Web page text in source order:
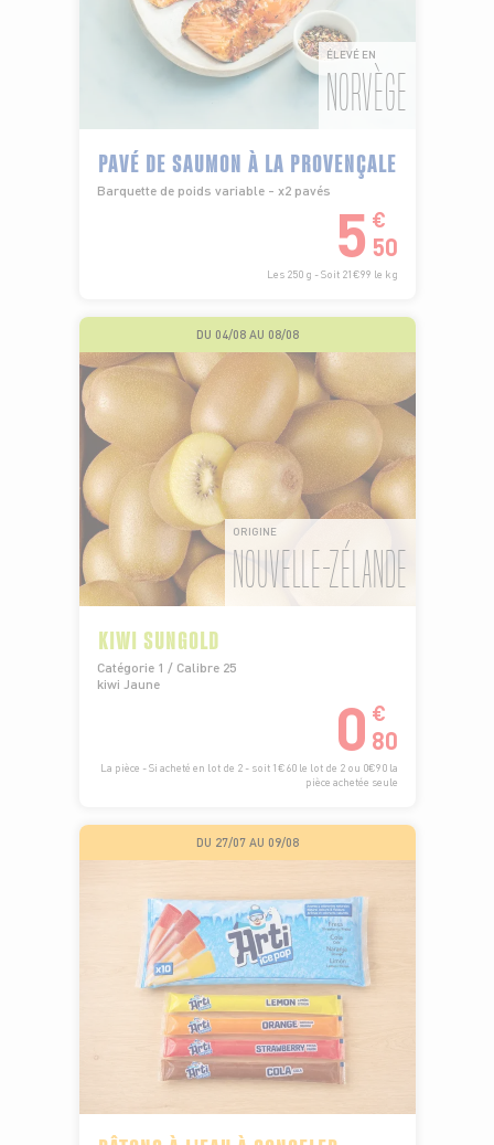
ÉLEVÉ EN
NORVÈGE
PAVÉ DE SAUMON À LA PROVENÇALE
Barquette de poids variable - x2 pavés
5 €
50
Les 250 g - Soit 21€99 le kg
DU 04/08 AU 08/08
ORIGINE
NOUVELLE-ZÉLANDE
KIWI SUNGOLD
Catégorie 1 / Calibre 25
kiwi Jaune
0 €
80
La pièce - Si acheté en lot de 2 - soit 1€60 le lot de 2 ou 0€90 la
pièce achetée seule
DU 27/07 AU 09/08